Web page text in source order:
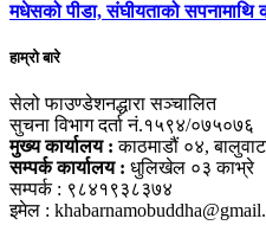
मधेसको पीडा, संघीयताको सपनामाथि
हाम्रो बारे
सेलो फाउण्डेशनद्धारा सञ्चालित
सुचना विभाग दर्ता नं.१५९४/०७५०७६
मुख्य कार्यालय : काठमाडौं ०४,
सम्पर्क कार्यालय : धुलिखेल ०३ काभ्रे
सम्पर्क : ९८४१९३८३७४
इमेल :